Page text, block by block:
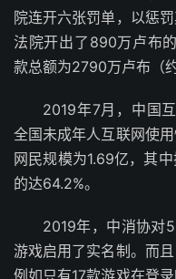
院连开六张罚单，以惩
法院开出了890万卢布
款总额为2790万卢布（
2019年7月，中国
全国未成年人互联网使
网民规模为1.69亿，其
的达64.2%。
2019年，中消协对
游戏启用了实名制。而
例如只有17款游戏在登